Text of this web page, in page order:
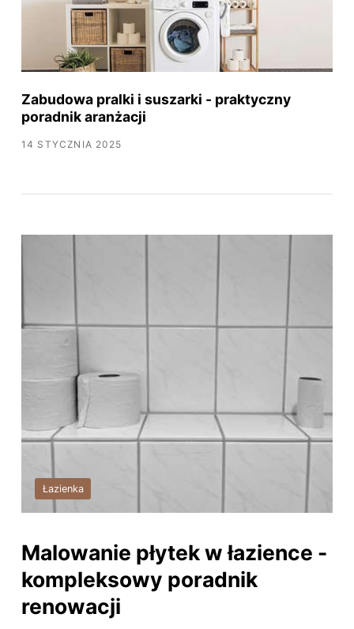
Zabudowa pralki i suszarki - praktyczny
poradnik aranżacji
14 STYCZNIA 2025
Łazienka
Malowanie płytek w łazience -
kompleksowy poradnik
renowacji